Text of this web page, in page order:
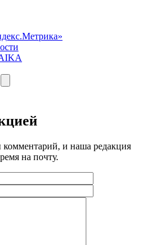
и наша редакция
на почту.